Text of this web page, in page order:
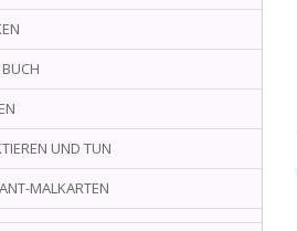
UND TUN
MALKARTEN